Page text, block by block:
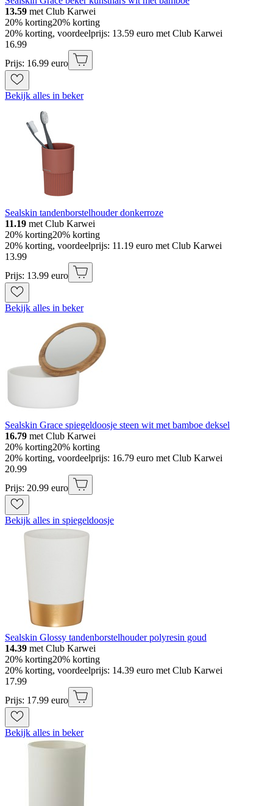
13.59 met Club Karwei
20% korting20% korting
20% korting, voordeelprijs: 13.59 euro met Club Karwei
16.99
Prijs: 16.99 euro
Bekijk alles in beker
Sealskin tandenborstelhouder donkerroze
11.19 met Club Karwei
20% korting20% korting
20% korting, voordeelprijs: 11.19 euro met Club Karwei
13.99
Prijs: 13.99 euro
Bekijk alles in beker
Sealskin Grace spiegeldoosje steen wit met bamboe deksel
16.79 met Club Karwei
20% korting20% korting
20% korting, voordeelprijs: 16.79 euro met Club Karwei
20.99
Prijs: 20.99 euro
Bekijk alles in spiegeldoosje
Sealskin Glossy tandenborstelhouder polyresin goud
14.39 met Club Karwei
20% korting20% korting
20% korting, voordeelprijs: 14.39 euro met Club Karwei
17.99
Prijs: 17.99 euro
Bekijk alles in beker